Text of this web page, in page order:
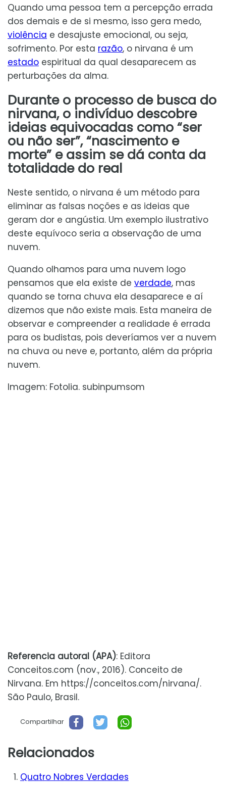
Quando uma pessoa tem a percepção errada
dos demais e de si mesmo, isso gera medo,
violência e desajuste emocional, ou seja,
sofrimento. Por esta razão, o nirvana é um
estado espiritual da qual desaparecem as
perturbações da alma.
Durante o processo de busca do
nirvana, o indivíduo descobre
ideias equivocadas como “ser
ou não ser”, “nascimento e
morte” e assim se dá conta da
totalidade do real
Neste sentido, o nirvana é um método para
eliminar as falsas noções e as ideias que
geram dor e angústia. Um exemplo ilustrativo
deste equívoco seria a observação de uma
nuvem.
Quando olhamos para uma nuvem logo
pensamos que ela existe de verdade, mas
quando se torna chuva ela desaparece e aí
dizemos que não existe mais. Esta maneira de
observar e compreender a realidade é errada
para os budistas, pois deveríamos ver a nuvem
na chuva ou neve e, portanto, além da própria
nuvem.
Imagem: Fotolia. subinpumsom
Referencia autoral (APA): Editora
Conceitos.com (nov., 2016). Conceito de
Nirvana. Em https://conceitos.com/nirvana/.
São Paulo, Brasil.
Compartilhar
Relacionados
Quatro Nobres Verdades